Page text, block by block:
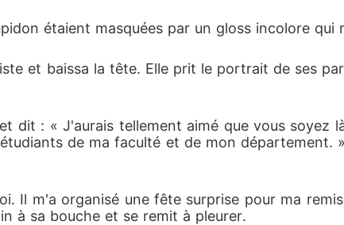
étaient masquées par un gloss incolore qui
et baissa la tête. Elle prit le portrait de ses
dit : « J'aurais tellement aimé que vous soyez
de ma faculté et de mon
Il m'a organisé une fête surprise pour ma
à sa bouche et se remit à pleurer.